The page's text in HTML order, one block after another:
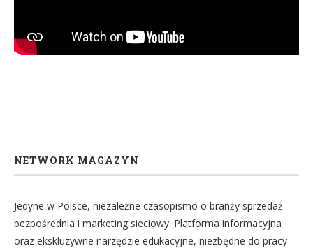
NETWORK MAGAZYN
Jedyne w Polsce, niezależne czasopismo o branży sprzedaż
bezpośrednia i marketing sieciowy. Platforma informacyjna
oraz ekskluzywne narzędzie edukacyjne, niezbędne do pracy